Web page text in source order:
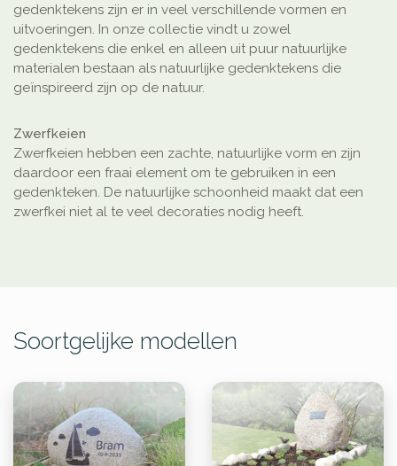
gedenktekens zijn er in veel verschillende vormen en
uitvoeringen. In onze collectie vindt u zowel
gedenktekens die enkel en alleen uit puur natuurlijke
materialen bestaan als natuurlijke gedenktekens die
geïnspireerd zijn op de natuur.
Zwerfkeien
Zwerfkeien hebben een zachte, natuurlijke vorm en zijn
daardoor een fraai element om te gebruiken in een
gedenkteken. De natuurlijke schoonheid maakt dat een
zwerfkei niet al te veel decoraties nodig heeft.
Soortgelijke modellen